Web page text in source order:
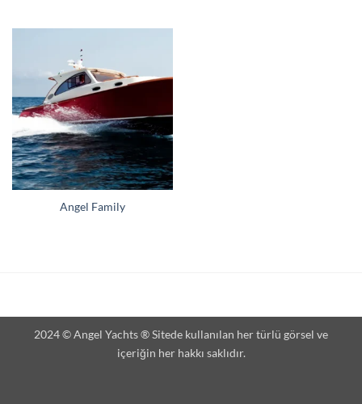
Angel Family
2024 © Angel Yachts ® Sitede kullanılan her türlü görsel ve
içeriğin her hakkı saklıdır.